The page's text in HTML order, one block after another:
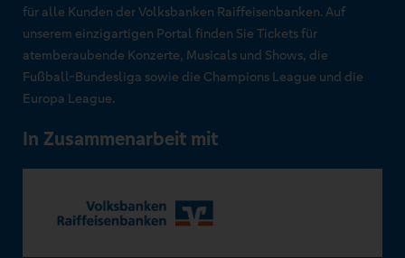
für alle Kunden der Volksbanken Raiffeisenbanken. Auf
unserem einzigartigen Portal finden Sie Tickets für
atemberaubende Konzerte, Musicals und Shows, die
Fußball-Bundesliga sowie die Champions League und die
Europa League.
In Zusammenarbeit mit